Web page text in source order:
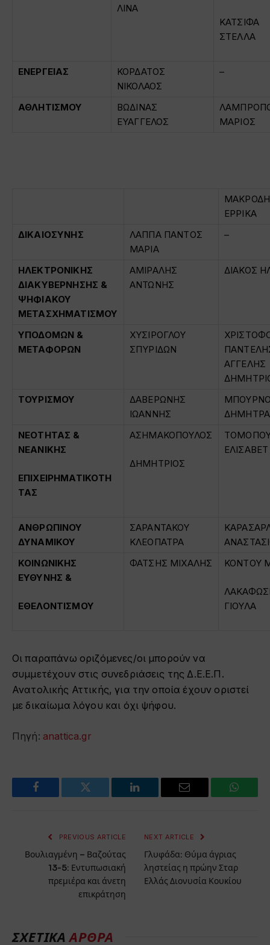
ΛΙΝΑ
ΚΑΤΣΙΦΑ
ΣΤΕΛΛΑ
ΕΝΕΡΓΕΙΑΣ
ΚΟΡΔΑΤΟΣ
ΝΙΚΟΛΑΟΣ
–
ΑΘΛΗΤΙΣΜΟΥ
ΒΩΔΙΝΑΣ
ΕΥΑΓΓΕΛΟΣ
ΜΑΡΙΟΣ
ΕΡΡΙΚΑ
ΔΙΚΑΙΟΣΥΝΗΣ
ΛΑΠΠΑ ΠΑΝΤΟΣ
ΜΑΡΙΑ
–
ΗΛΕΚΤΡΟΝΙΚΗΣ
ΔΙΑΚΥΒΕΡΝΗΣΗΣ &
ΨΗΦΙΑΚΟΥ
ΜΕΤΑΣΧΗΜΑΤΙΣΜΟΥ
ΑΜΙΡΑΛΗΣ
ΑΝΤΩΝΗΣ
ΔΙΑΚΟΣ
ΥΠΟΔΟΜΩΝ &
ΜΕΤΑΦΟΡΩΝ
ΧΥΣΙΡΟΓΛΟΥ
ΣΠΥΡΙΔΩΝ
ΑΓΓΕΛΗΣ
ΤΟΥΡΙΣΜΟΥ
ΔΑΒΕΡΩΝΗΣ
ΙΩΑΝΝΗΣ
ΔΗΜΗΤΡΑ
ΝΕΟΤΗΤΑΣ &
ΝΕΑΝΙΚΗΣ
ΕΠΙΧΕΙΡΗΜΑΤΙΚΟΤΗ
ΤΑΣ
ΑΣΗΜΑΚΟΠΟΥΛΟΣ
ΔΗΜΗΤΡΙΟΣ
ΕΛΙΣΑΒΕΤ
ΑΝΘΡΩΠΙΝΟΥ
ΔΥΝΑΜΙΚΟΥ
ΣΑΡΑΝΤΑΚΟΥ
ΚΛΕΟΠΑΤΡΑ
ΚΟΙΝΩΝΙΚΗΣ
ΕΥΘΥΝΗΣ &
ΕΘΕΛΟΝΤΙΣΜΟΥ
ΦΑΤΣΗΣ ΜΙΧΑΛΗΣ ΚΟΝΤΟΥ
ΓΙΟΥΛΑ
Οι παραπάνω οριζόμενες/οι μπορούν να
συμμετέχουν στις συνεδριάσεις της Δ.Ε.Ε.Π.
Ανατολικής Αττικής, για την οποία έχουν οριστεί
με δικαίωμα λόγου και όχι ψήφου.
Πηγή: anattica.gr
Facebook Twitter LinkedIn Email
PREVIOUS ARTICLE
Βουλιαγμένη – Βαζούτας
13-5: Εντυπωσιακή
πρεμιέρα και άνετη
επικράτηση
NEXT ARTICLE
Γλυφάδα: Θύμα άγριας
ληστείας η πρώην Σταρ
Ελλάς Διονυσία Κουκίου
ΣΧΕΤΙΚΑΑΡΘΡΑ